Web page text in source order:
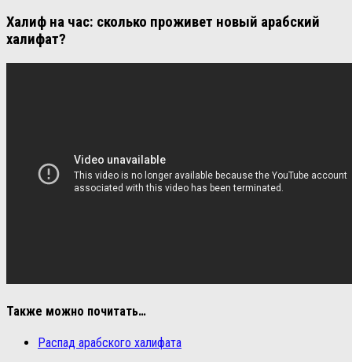
Халиф на час: сколько проживет новый арабский
халифат?
Также можно почитать…
Распад арабского халифата